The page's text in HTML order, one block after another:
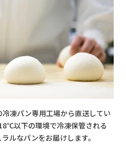
凍パン専用工場から直送してい
以下の環境で冷凍保管される
ルなパンをお届けします。